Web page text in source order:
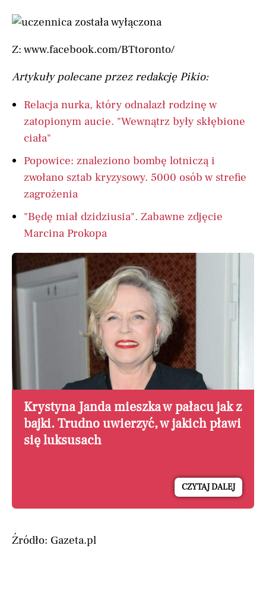
Z: www.facebook.com/BTtoronto/
Artykuły polecane przez redakcję Pikio:
Relacja nurka, który odnalazł rodzinę w
zatopionym aucie. "Wewnątrz były skłębione
ciała"
Popowice: znaleziono bombę lotniczą i
zwołano sztab kryzysowy. 5000 osób w strefie
zagrożenia
"Będę miał dzidziusia". Zabawne zdjęcie
Marcina Prokopa
Krystyna Janda mieszka w pałacu jak z
bajki. Trudno uwierzyć, w jakich pławi
się luksusach
CZYTAJ DALEJ
Źródło: Gazeta.pl